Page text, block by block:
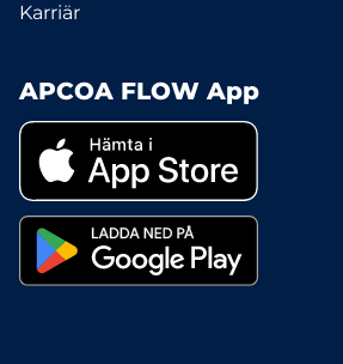
Karriär
APCOA FLOW App